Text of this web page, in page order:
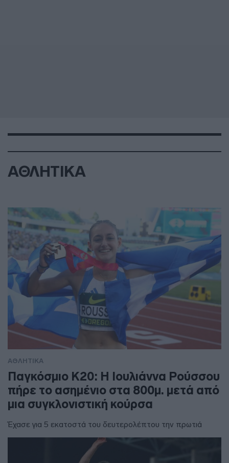
ΑΘΛΗΤΙΚΑ
ΑΘΛΗΤΙΚΑ
Παγκόσμιο Κ20: Η Ιουλιάννα Ρούσσου
πήρε το ασημένιο στα 800μ. μετά από
μια συγκλονιστική κούρσα
Έχασε για 5 εκατοστά του δευτερολέπτου την πρωτιά